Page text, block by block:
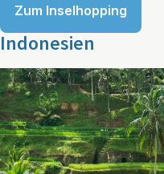
Zum Inselhopping
Indonesien